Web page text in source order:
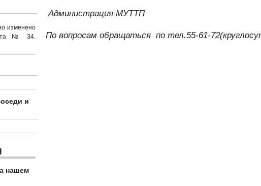
Администрация МУТТП
По вопросам обращаться по тел.55-61-
изменено
№ 34.
и
нашем